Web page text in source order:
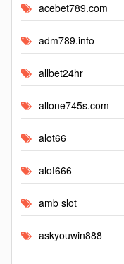
acebet789.com
adm789.info
allbet24hr
allone745s.com
alot66
alot666
amb slot
askyouwin888